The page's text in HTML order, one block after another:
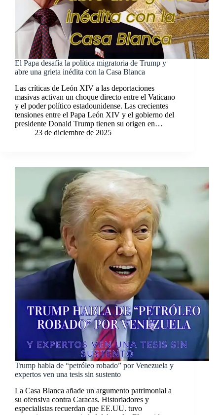
El Papa desafía la política migratoria de Trump y
abre una grieta inédita con la Casa Blanca
Las críticas de León XIV a las deportaciones
masivas activan un choque directo entre el Vaticano
y el poder político estadounidense. Las crecientes
tensiones entre el Papa León XIV y el gobierno del
presidente Donald Trump tienen su origen en…
23 de diciembre de 2025
Trump habla de “petróleo robado” por Venezuela y
expertos ven una tesis sin sustento
La Casa Blanca añade un argumento patrimonial a
su ofensiva contra Caracas. Historiadores y
especialistas recuerdan que EE.UU. tuvo